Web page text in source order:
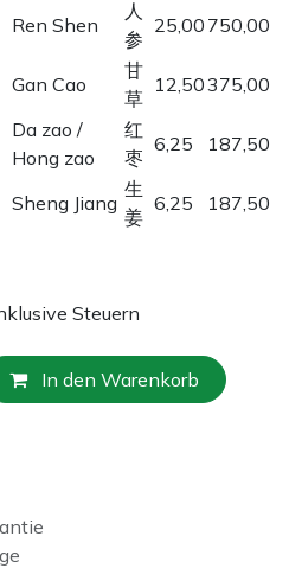
Ren Shen
人
参
25,00 750,00
Gan Cao
甘
草
12,50375,00
Da zao /
Hong zao
红
枣
6,25
187,50
Sheng Jiang
生
姜
6,25 187,50
Steuern
In den Warenkorb